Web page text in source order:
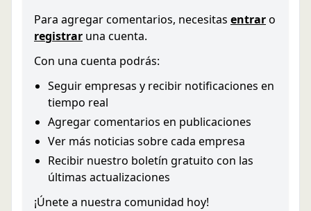
Para agregar comentarios, necesitas entraro
registrar una cuenta.
Con una cuenta podrás:
Seguir empresas y recibir notificaciones en
tiempo real
Agregar comentarios en publicaciones
Ver más noticias sobre cada empresa
Recibir nuestro boletín gratuito con las
últimas actualizaciones
¡Únete a nuestra comunidad hoy!